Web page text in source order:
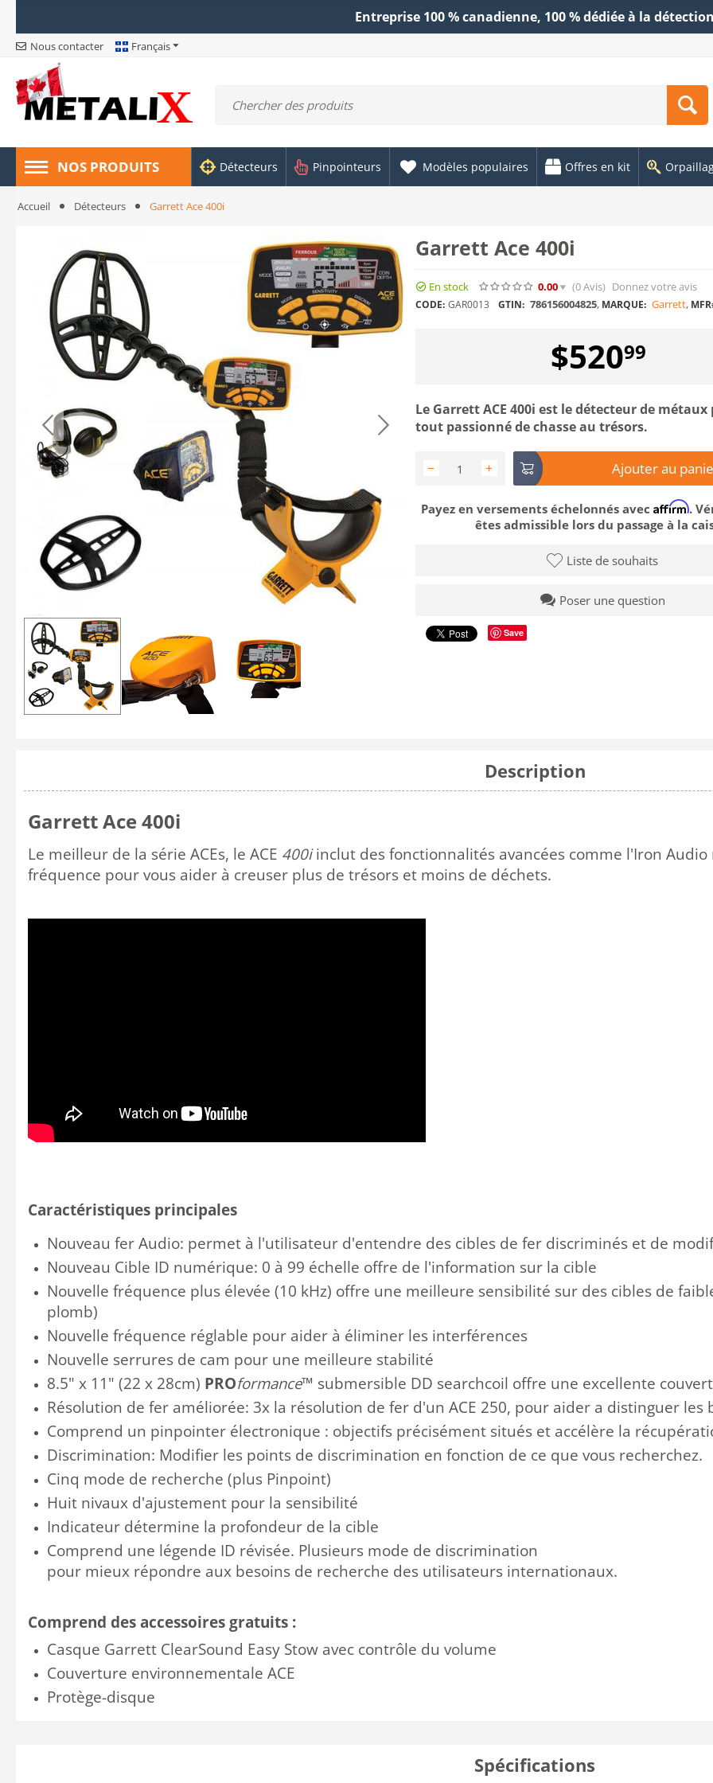
Entreprise 100 % canadienne, 100 % dédiée à la
Nous contacter Français
NOS PRODUITS Détecteurs Pinpointeurs Modèles populaires Offres en kit
Accueil Détecteurs Garrett Ace 400i
Garrett Ace 400i
En stock 0.00 (0Avis) Donnez votre avis
CODE: GAR0013 GTIN: 786156004825, MARQUE: Garrett,
$52099
Le Garrett ACE 400i est le détecteur de
tout passionné de chasse au trésors.
+
− Ajouter au
Payez en versements échelonnés avec Affirm.
êtes admissible lors du passage à la
Liste de souhaits
Poser une question
Save
Description
Garrett Ace 400i
Le meilleur de la série ACEs, le ACE 400i inclut des fonctionnalités avancées comme l'Iron Audio
fréquence pour vous aider à creuser plus de trésors et moins de déchets.
Caractéristiques principales
Nouveau fer Audio: permet à l'utilisateur d'entendre des cibles de fer discriminés et de
Nouveau Cible ID numérique: 0 à 99 échelle offre de l'information sur la cible
Nouvelle fréquence plus élevée (10 kHz) offre une meilleure sensibilité sur des cibles de
plomb)
Nouvelle fréquence réglable pour aider à éliminer les interférences
Nouvelle serrures de cam pour une meilleure stabilité
8.5" x 11" (22 x 28cm) PROformance™ submersible DD searchcoil offre une excellente
Résolution de fer améliorée: 3x la résolution de fer d'un ACE 250, pour aider a distinguer les
Comprend un pinpointer électronique : objectifs précisément situés et accélère la
Discrimination: Modifier les points de discrimination en fonction de ce que vous recherchez.
Cinq mode de recherche (plus Pinpoint)
Huit nivaux d'ajustement pour la sensibilité
Indicateur détermine la profondeur de la cible
Comprend une légende ID révisée. Plusieurs mode de discrimination
pour mieux répondre aux besoins de recherche des utilisateurs internationaux.
Comprend des accessoires gratuits :
Casque Garrett ClearSound Easy Stow avec contrôle du volume
Couverture environnementale ACE
Protège-disque
Spécifications